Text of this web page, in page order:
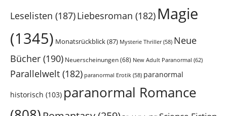
Leselisten (187)Liebesroman (182) Magie
(1345) Monatsrückblick(87) Mysterie Thriller(58) Neue
Bücher (190) Neuerscheinungen(68) New Adult Paranormal (62)
Parallelwelt (182) paranormal Erotik (58) paranormal
historisch (103) paranormal Romance